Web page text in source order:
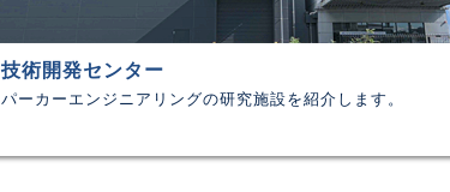
技術開発センター
パーカーエンジニアリングの研究施設を紹介します。